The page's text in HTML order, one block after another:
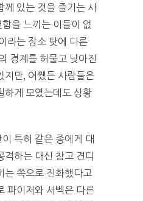
께 있는 것을 즐기는 사
을 느끼는 이들이 없
라는 장소 탓에 다른
경계를 허물고 낮아진
지만, 어쨌든 사람들은
하게 모였는데도 상황
특히 같은 종에게 대
격하는 대신 참고 견디
는 쪽으로 진화했다고
파이저와 서벡은 다른